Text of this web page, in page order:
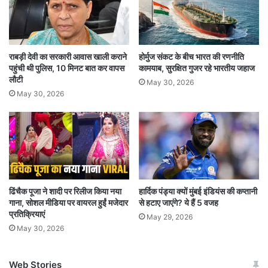
पोलैंड की रणनीतिक स्थिति और नाटो के पूर्वी हिस्से में
इसकी महत्वपूर्ण भूमिका इसे भारत के लिए एक अमूल्य
साझेदार बनाती है, खासकर यूरोपीय सुरक्षा के संदर्भ में. इस
यात्रा में भारत और पोलैंड के बीच ऐतिहासिक संबंधों को भी
श्रद्धांजलि दी जाएगी, प्रधानमंत्री मोदी जामनगर और
जिन्होंने द्वितीय विश्व युद्ध के दौरान हजारों पोलिश शरणार्थियों
को शरण दी थी.
इस तरह के इशारे न केवल सांस्कृतिक संबंधों को मजबूत
करते हैं, बल्कि दोनों देशों के बीच स्थायी मित्रता को भी
उजागर करते हैं. पोलैंड अपनी रक्षा क्षमताओं का विस्तार कर
अधिक रक्षा पर खर्च कर रहा है, ऐसे में भारत रक्षा
राबड़ी देवी का सरकारी आवास खाली कराने
पहुंची थी पुलिस, 10 मिनट बात कर वापस
लौटी
May 30, 2026
होर्मुज संकट के बीच भारत की रणनीति
कामयाब, सुरक्षित गुजर रहे भारतीय जहाज
May 30, 2026
ढिंचैक पूजा ने शादी पर रिलीज किया नया
गाना, सोशल मीडिया पर वायरल हुईं मजेदार
प्रतिक्रियाएं
May 30, 2026
हार्दिक पंड्या क्यों मुंबई इंडियंस की कप्तानी
से हटाए जाएंगे? ये हैं 5 वजह
May 29, 2026
Web Stories